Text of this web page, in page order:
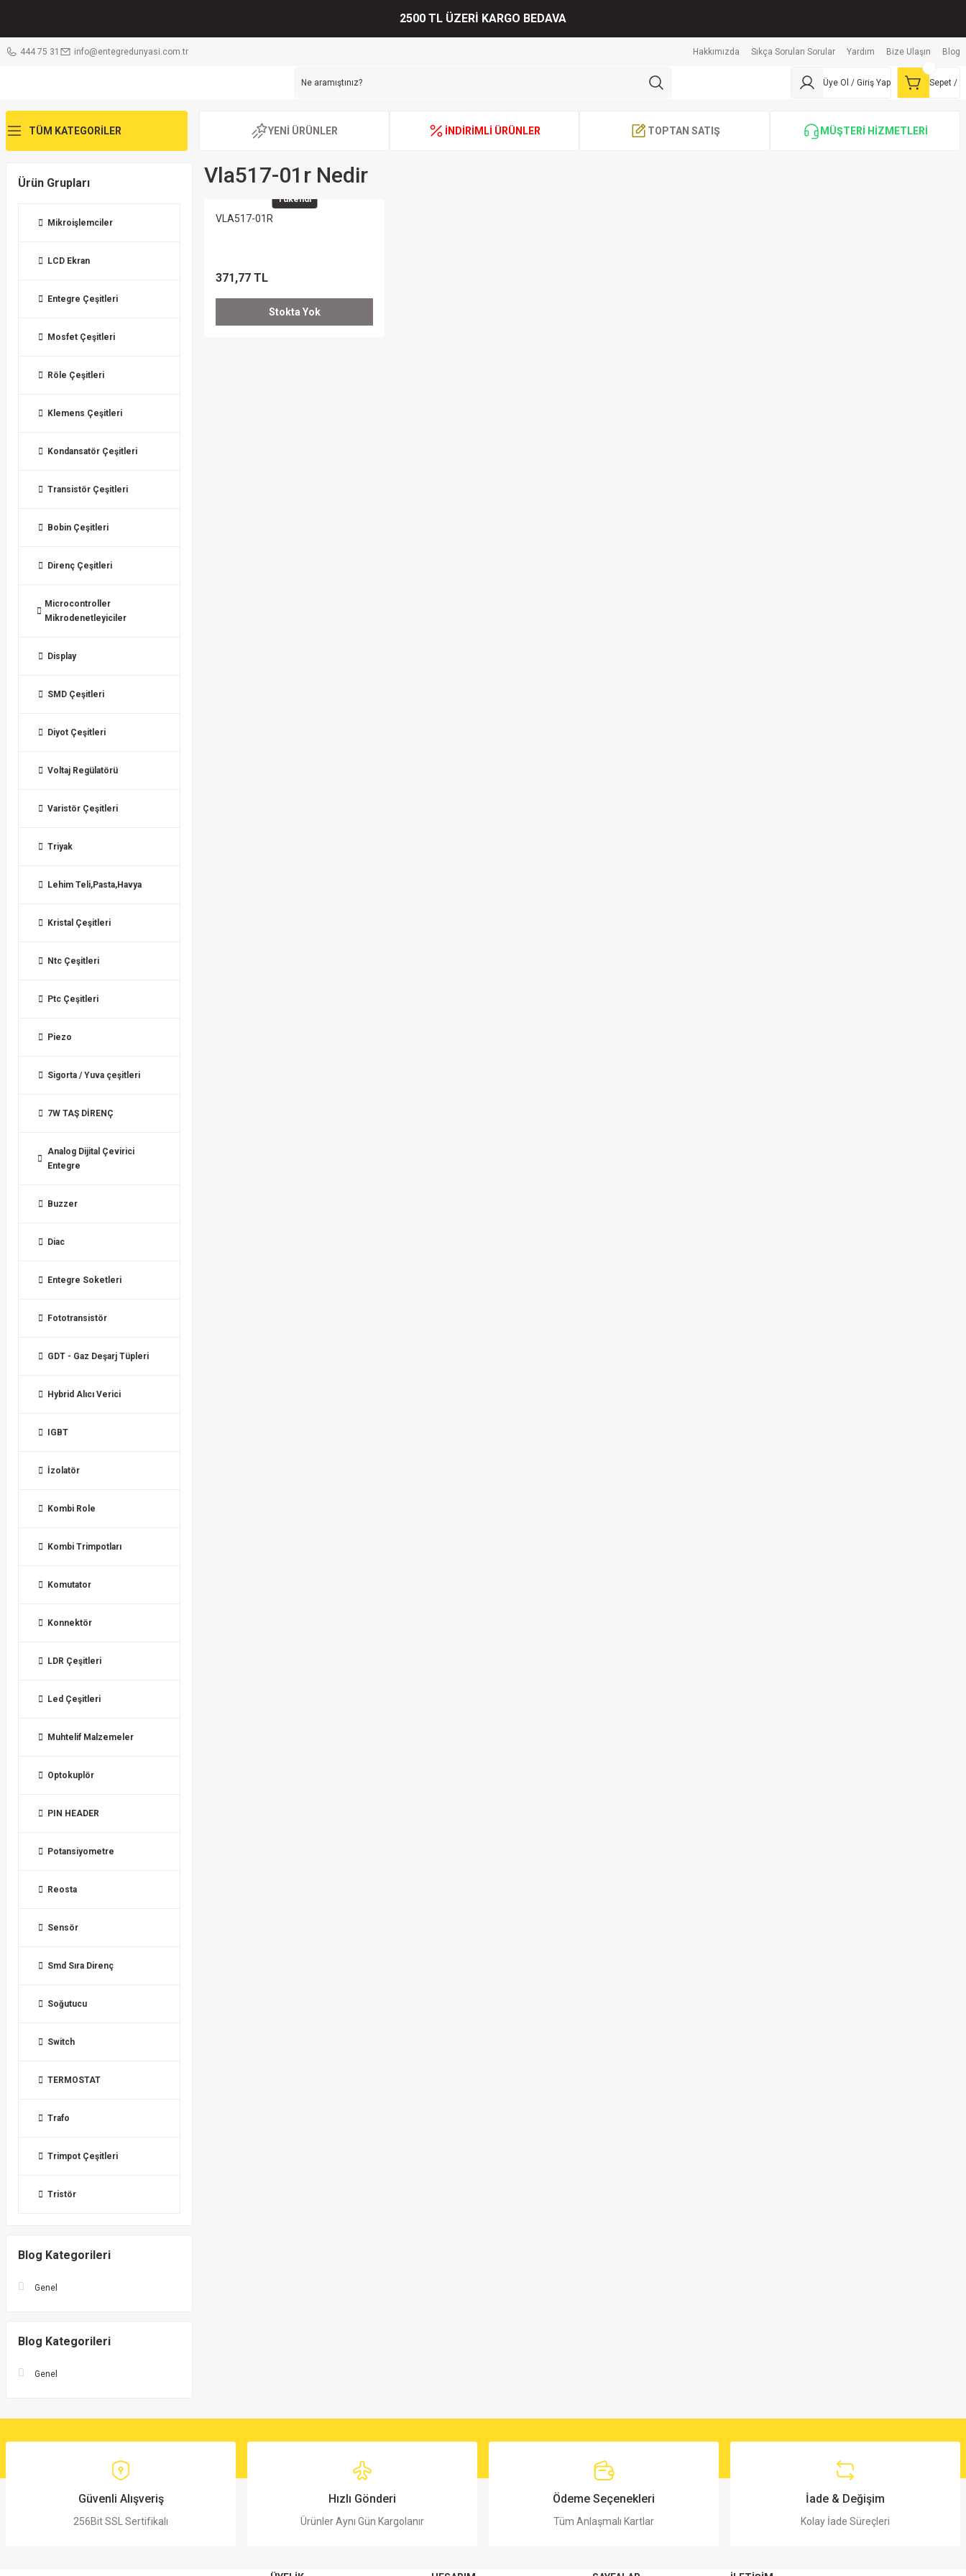
2500 TL ÜZERİ KARGO BEDAVA
444 75 31 info@entegredunyasi.com.tr Hakkımızda Sıkça Sorulan Sorular Yardım Bize Ulaşın Blog
Üye Ol / Giriş Yap Sepet /
TÜM KATEGORİLER YENİ ÜRÜNLER İNDİRİMLİ ÜRÜNLER TOPTAN SATIŞ MÜŞTERİ HİZMETLERİ
Ürün Grupları
Mikroişlemciler
LCD Ekran
Entegre Çeşitleri
Mosfet Çeşitleri
Röle Çeşitleri
Klemens Çeşitleri
Kondansatör Çeşitleri
Transistör Çeşitleri
Bobin Çeşitleri
Direnç Çeşitleri
Microcontroller
Mikrodenetleyiciler
Display
SMD Çeşitleri
Diyot Çeşitleri
Voltaj Regülatörü
Varistör Çeşitleri
Triyak
Lehim Teli,Pasta,Havya
Kristal Çeşitleri
Ntc Çeşitleri
Ptc Çeşitleri
Piezo
Sigorta / Yuva çeşitleri
7W TAŞ DİRENÇ
Analog Dijital Çevirici
Entegre
Buzzer
Diac
Entegre Soketleri
Fototransistör
GDT - Gaz Deşarj Tüpleri
Hybrid Alıcı Verici
IGBT
İzolatör
Kombi Role
Kombi Trimpotları
Komutator
Konnektör
LDR Çeşitleri
Led Çeşitleri
Muhtelif Malzemeler
Optokuplör
PIN HEADER
Potansiyometre
Reosta
Sensör
Smd Sıra Direnç
Soğutucu
Switch
TERMOSTAT
Trafo
Trimpot Çeşitleri
Tristör
Blog Kategorileri
Genel
Blog Kategorileri
Genel
Vla517-01r Nedir
Tükendi
VLA517-01R
371,77 TL
Stokta Yok
Güvenli Alışveriş
256Bit SSL Sertifikalı
Hızlı Gönderi
Ürünler Aynı Gün Kargolanır
Ödeme Seçenekleri
Tüm Anlaşmalı Kartlar
İade & Değişim
Kolay İade Süreçleri